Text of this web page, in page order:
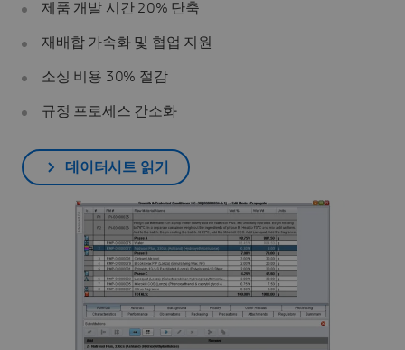
제품 개발 시간 20% 단축
재배합 가속화 및 협업 지원
소싱 비용 30% 절감
규정 프로세스 간소화
데이터시트 읽기